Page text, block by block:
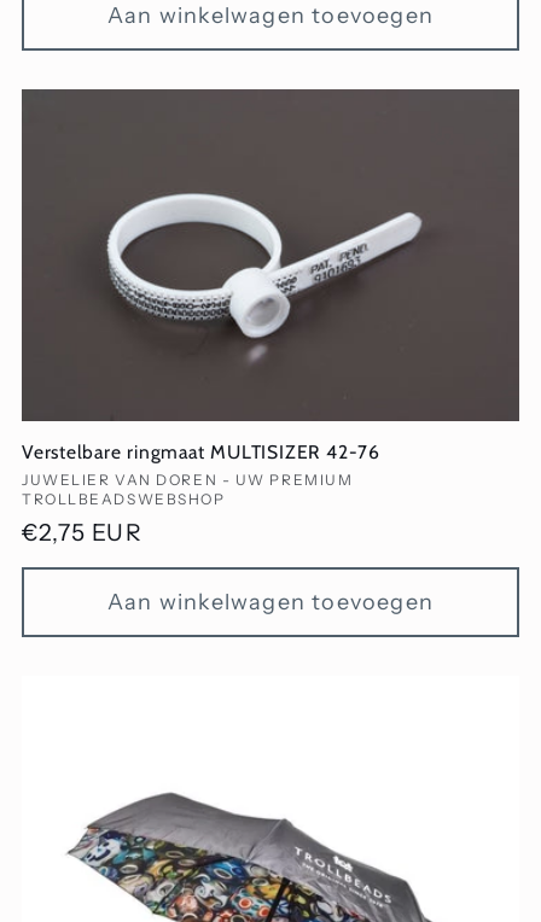
Aan winkelwagen toevoegen
Verstelbare ringmaat MULTISIZER 42-76
Verkoper:
JUWELIER VAN DOREN - UW PREMIUM
TROLLBEADSWEBSHOP
Normale
prijs
€2,75 EUR
Aan winkelwagen toevoegen